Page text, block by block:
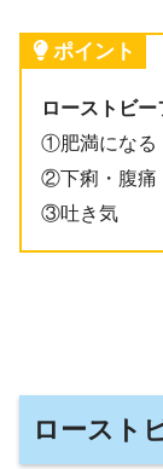
ポイント
ローストビ
①肥満になる
②下痢・腹痛
③吐き気
ロースト